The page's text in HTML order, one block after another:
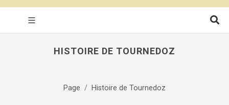
HISTOIRE DE TOURNEDOZ
Page Histoire de Tournedoz